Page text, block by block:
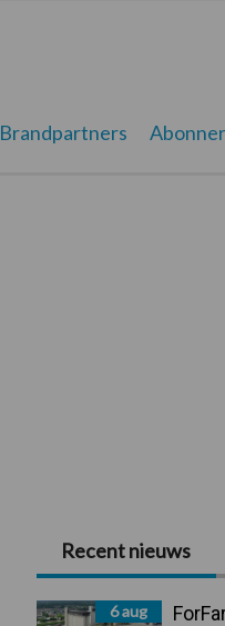
Brandpartners
Primaire
Sidebar
Recent nieuws
6 aug